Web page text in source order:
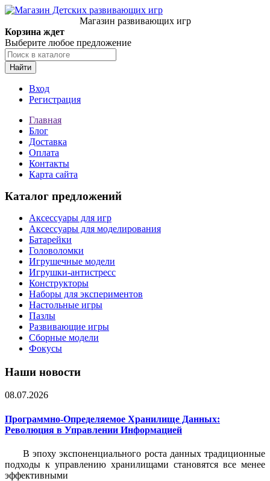
Магазин развивающих игр
Корзина ждет
Выберите любое предложение
Найти
Вход
Регистрация
Главная
Блог
Доставка
Оплата
Контакты
Карта сайта
Каталог предложений
Аксессуары для игр
Аксессуары для моделирования
Батарейки
Головоломки
Игрушечные модели
Игрушки-антистресс
Конструкторы
Наборы для экспериментов
Настольные игры
Пазлы
Развивающие игры
Сборные модели
Фокусы
Наши новости
08.07.2026
Программно-Определяемое Хранилище Данных:
Революция в Управлении Информацией
В эпоху экспоненциального роста данных традиционные
подходы к управлению хранилищами становятся все менее
эффективными